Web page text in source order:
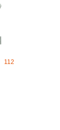
112